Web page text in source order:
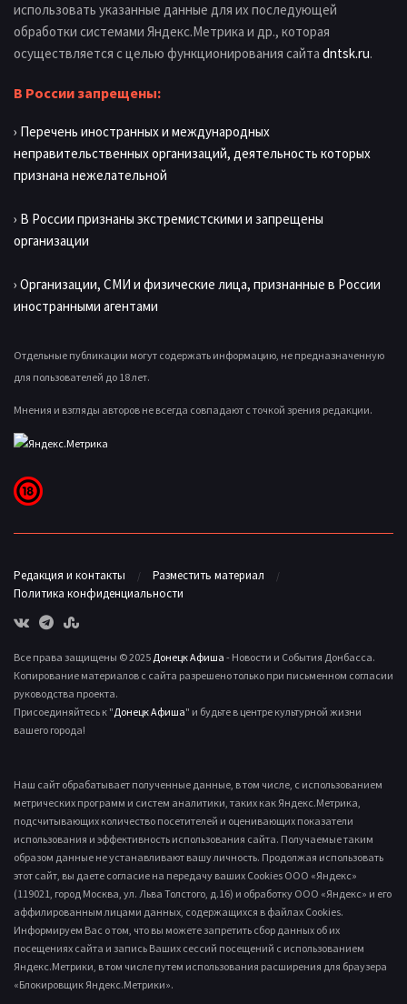
использовать указанные данные для их последующей
обработки системами Яндекс.Метрика и др., которая
осуществляется с целью функционирования сайта dntsk.ru.
В России запрещены:
› Перечень иностранных и международных
неправительственных организаций, деятельность которых
признана нежелательной
› В России признаны экстремистскими и запрещены
организации
› Организации, СМИ и физические лица, признанные в России
иностранными агентами
Отдельные публикации могут содержать информацию, не предназначенную
для пользователей до 18 лет.
Мнения и взгляды авторов не всегда совпадают с точкой зрения редакции.
Редакция и контакты
Разместить материал
Политика конфиденциальности
Все права защищены © 2025 Донецк Афиша - Новости и События Донбасса.
Копирование материалов с сайта разрешено только при письменном согласии
руководства проекта.
Присоединяйтесь к "Донецк Афиша" и будьте в центре культурной жизни
вашего города!
Наш сайт обрабатывает полученные данные, в том числе, с использованием
метрических программ и систем аналитики, таких как Яндекс.Метрика,
подсчитывающих количество посетителей и оценивающих показатели
использования и эффективность использования сайта. Получаемые таким
образом данные не устанавливают вашу личность. Продолжая использовать
этот сайт, вы даете согласие на передачу ваших Cookies ООО «Яндекс»
(119021, город Москва, ул. Льва Толстого, д.16) и обработку ООО «Яндекс» и его
аффилированным лицами данных, содержащихся в файлах Cookies.
Информируем Вас о том, что вы можете запретить сбор данных об их
посещениях сайта и запись Ваших сессий посещений с использованием
Яндекс.Метрики, в том числе путем использования расширения для браузера
«Блокировщик Яндекс.Метрики».